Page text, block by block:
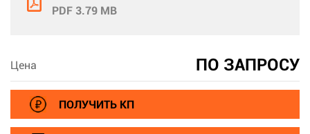
PDF 3.79 MB
Цена ПО ЗАПРОСУ
ПОЛУЧИТЬ КП